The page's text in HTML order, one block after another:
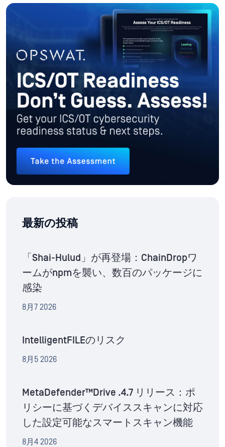
最新の投稿
「Shai-Hulud」が再登場：ChainDropワ
ームがnpmを襲い、数百のパッケージに
感染
8月7 2026
IntelligentFILEのリスク
8月5 2026
MetaDefender™Drive .4.7 リリース：ポ
リシーに基づくデバイススキャンに対応
した設定可能なスマートスキャン機能
8月4 2026